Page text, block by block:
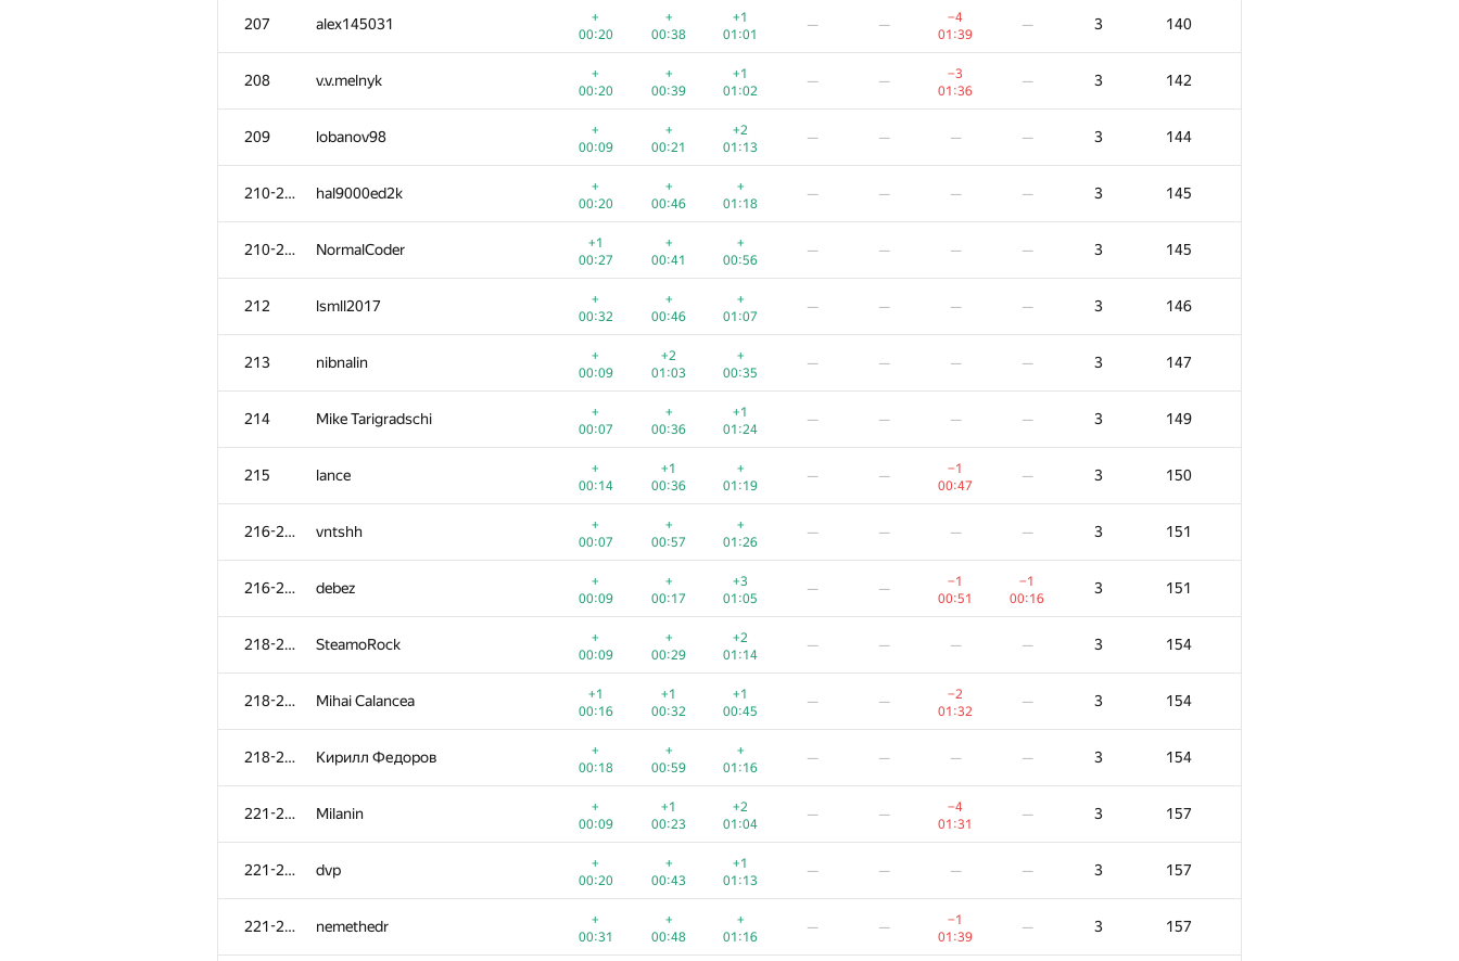
207 alex145031
+
00:20
+
00:38
+1
01:01
— —
−4
01:39
— 3 140
208 v.v.melnyk
+
00:20
+
00:39
+1
01:02
— —
−3
01:36
— 3 142
209 lobanov98
+
00:09
+
00:21
+2
01:13
— — — — 3 144
210-211 hal9000ed2k
+
00:20
+
00:46
+
01:18
— — — — 3 145
210-211 NormalCoder
+1
00:27
+
00:41
+
00:56
— — — — 3 145
212 lsmll2017
+
00:32
+
00:46
+
01:07
— — — — 3 146
213 nibnalin
+
00:09
+2
01:03
+
00:35
— — — — 3 147
214 Mike Tarigradschi
+
00:07
+
00:36
+1
01:24
— — — — 3 149
215 lance
+
00:14
+1
00:36
+
01:19
— —
−1
00:47
— 3 150
216-217 vntshh
+
00:07
+
00:57
+
01:26
— — — — 3 151
216-217 debez
+
00:09
+
00:17
+3
01:05
— —
−1
00:51
−1
00:16
3 151
218-220 SteamoRock
+
00:09
+
00:29
+2
01:14
— — — — 3 154
218-220 Mihai Calancea
+1
00:16
+1
00:32
+1
00:45
— —
−2
01:32
— 3 154
218-220 Кирилл Федоров
+
00:18
+
00:59
+
01:16
— — — — 3 154
221-223 Milanin
+
00:09
+1
00:23
+2
01:04
— —
−4
01:31
— 3 157
221-223 dvp
+
00:20
+
00:43
+1
01:13
— — — — 3 157
221-223 nemethedr
+
00:31
+
00:48
+
01:16
— —
−1
01:39
— 3 157